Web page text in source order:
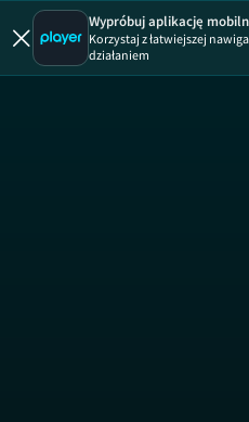
Wypróbuj aplikację
Korzystaj z łatwiejszej
działaniem